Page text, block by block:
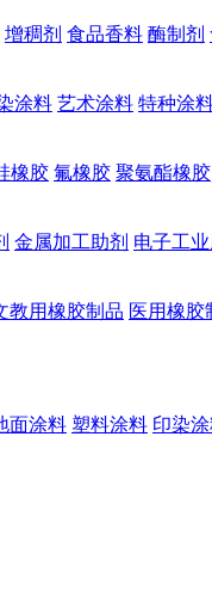
增稠剂 食品香料 酶制剂
涂料 艺术涂料 特种涂
橡胶 氟橡胶 聚氨酯橡胶
金属加工助剂 电子工业
教用橡胶制品 医用橡胶
面涂料 塑料涂料 印染